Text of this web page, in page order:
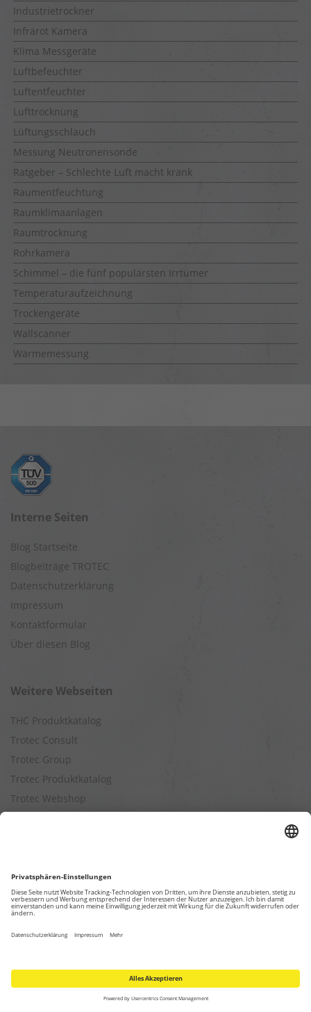
Industrietrockner
Infrarot Kamera
Klima Messgeräte
Luftbefeuchter
Luftentfeuchter
Lufttrocknung
Lüftungsschlauch
Messung Neutronensonde
Ratgeber – Schlechte Luft macht krank
Raumentfeuchtung
Raumklimaanlagen
Raumtrocknung
Rohrkamera
Schimmel – die fünf populärsten Irrtümer
Temperaturaufzeichnung
Trockengeräte
Wallscanner
Wärmemessung
Interne Seiten
Blog Startseite
Blogbeiträge TROTEC
Datenschutzerklärung
Impressum
Kontaktformular
Über diesen Blog
Weitere Webseiten
THC Produktkatalog
Trotec Consult
Trotec Group
Trotec Produktkatalog
Trotec Webshop
Befeuchtungsleistung berechnen
Entfeuchtungsleistung berechnen
Kapazitätsberechnung für Luftreiniger
Klimatisierungsleistung berechnen
Wärmebedarfsberechnung